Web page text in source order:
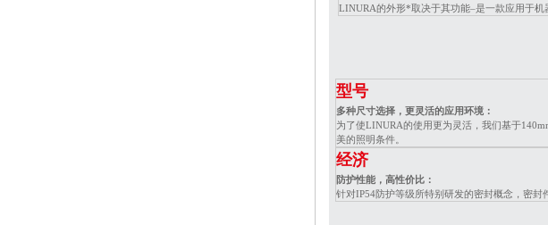
LINURA的外形*取决于其功能–是一款应用于机
型号
多种尺寸选择，更灵活的应用环境：
为了使LINURA的使用更为灵活，我们基于
美的照明条件。
经济
防护性能，高性价比：
针对IP54防护等级所特别研发的密封概念，密